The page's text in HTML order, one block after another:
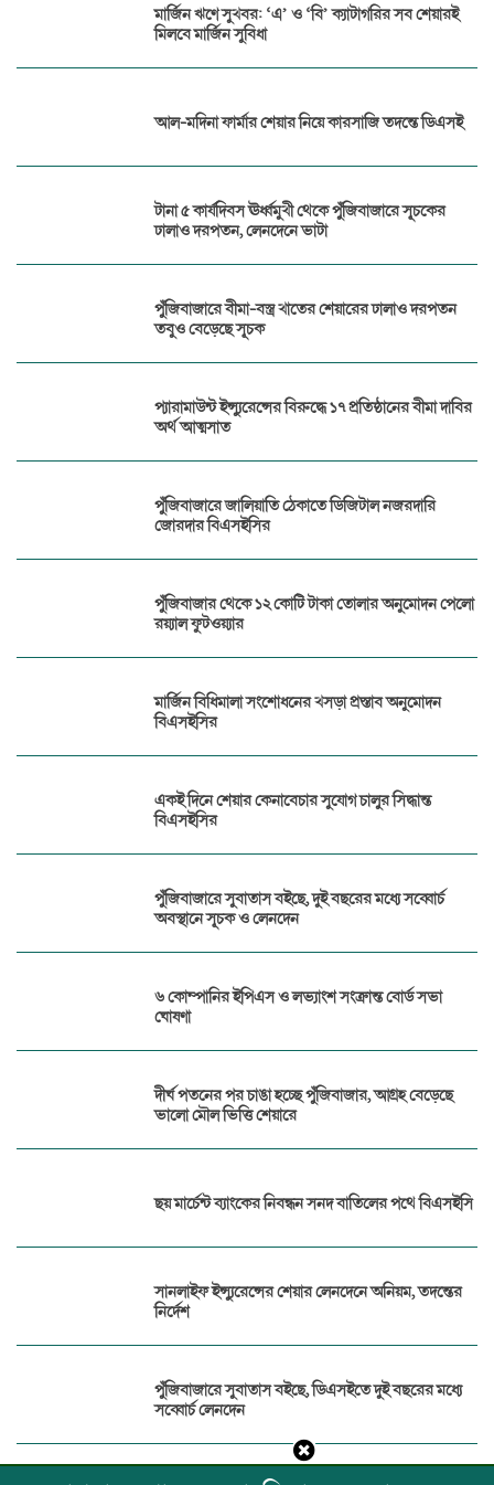
মার্জিন ঋণে সুখবর: ‘এ’ ও ‘বি’ ক্যাটাগরির সব শেয়ারই
মিলবে মার্জিন সুবিধা
আল-মদিনা ফার্মার শেয়ার নিয়ে কারসাজি তদন্তে ডিএসই
টানা ৫ কার্যদিবস ঊর্ধ্বমুখী থেকে পুঁজিবাজারে সূচকের
ঢালাও দরপতন, লেনদেনে ভাটা
পুঁজিবাজারে বীমা-বস্ত্র খাতের শেয়ারের ঢালাও দরপতন
তবুও বেড়েছে সূচক
প্যারামাউন্ট ইন্স্যুরেন্সের বিরুদ্ধে ১৭ প্রতিষ্ঠানের বীমা দাবির
অর্থ আত্মসাত
পুঁজিবাজারে জালিয়াতি ঠেকাতে ডিজিটাল নজরদারি
জোরদার বিএসইসির
পুঁজিবাজার থেকে ১২ কোটি টাকা তোলার অনুমোদন পেলো
রয়্যাল ফুটওয়্যার
মার্জিন বিধিমালা সংশোধনের খসড়া প্রস্তাব অনুমোদন
বিএসইসির
একই দিনে শেয়ার কেনাবেচার সুযোগ চালুর সিদ্ধান্ত
বিএসইসির
পুঁজিবাজারে সুবাতাস বইছে, দুই বছরের মধ্যে সব্বোর্চ
অবস্থানে সূচক ও লেনদেন
৬ কোম্পানির ইপিএস ও লভ্যাংশ সংক্রান্ত বোর্ড সভা
ঘোষণা
দীর্ঘ পতনের পর চাঙা হচ্ছে পুঁজিবাজার, আগ্রহ বেড়েছে
ভালো মৌল ভিত্তি শেয়ারে
ছয় মার্চেন্ট ব্যাংকের নিবন্ধন সনদ বাতিলের পথে বিএসইসি
সানলাইফ ইন্স্যুরেন্সের শেয়ার লেনদেনে অনিয়ম, তদন্তের
নির্দেশ
পুঁজিবাজারে সুবাতাস বইছে, ডিএসইতে দুই বছরের মধ্যে
সব্বোর্চ লেনদেন